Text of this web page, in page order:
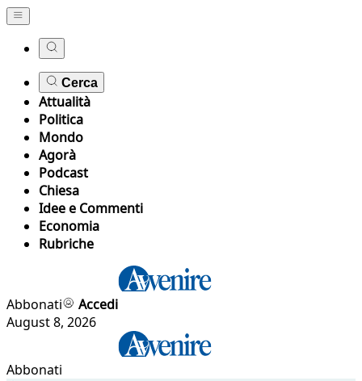
Cerca
Attualità
Politica
Mondo
Agorà
Podcast
Chiesa
Idee e Commenti
Economia
Rubriche
Abbonati
Accedi
August 8, 2026
Abbonati